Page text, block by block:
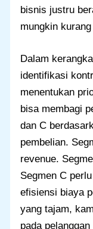
bisnis justru
mungkin
Dalam
identifikasi
menentukan
bisa membagi
dan C
pembelian.
revenue.
Segmen C
efisiensi biaya
yang tajam,
pada